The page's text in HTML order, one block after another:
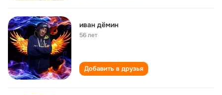
иван дёмин
56 лет
Добавить в друзья